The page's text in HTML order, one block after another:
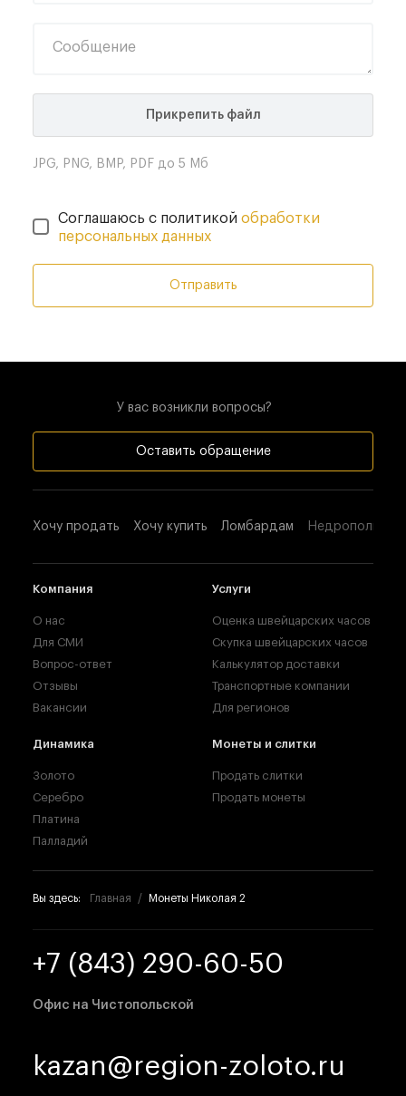
Сообщение
Прикрепить файл
JPG, PNG, BMP, PDF до 5 Мб
Соглашаюсь с политикой обработки
персональных данных
Отправить
У вас возникли вопросы?
Оставить обращение
Хочу продать Хочу купить Ломбардам
Компания
О нас
Для СМИ
Вопрос-ответ
Отзывы
Вакансии
Услуги
Оценка швейцарских часов
Скупка швейцарских часов
Калькулятор доставки
Транспортные компании
Для регионов
Динамика
Золото
Серебро
Платина
Палладий
Монеты и слитки
Продать слитки
Продать монеты
Вы здесь: Главная Монеты Николая 2
+7 (843) 290-60-50
Офис на Чистопольской
kazan@region-zoloto.ru